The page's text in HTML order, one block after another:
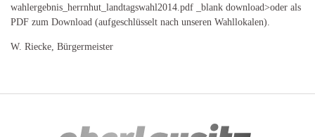
wahlergebnis_herrnhut_landtagswahl2014.pdf _blank download>oder als
PDF zum Download (aufgeschlüsselt nach unseren Wahllokalen).
W. Riecke, Bürgermeister